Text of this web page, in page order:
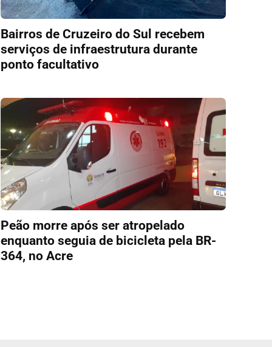
Bairros de Cruzeiro do Sul recebem
serviços de infraestrutura durante
ponto facultativo
Peão morre após ser atropelado
enquanto seguia de bicicleta pela BR-
364, no Acre